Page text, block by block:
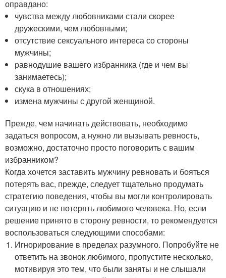
оправдано:
чувства между любовниками стали скорее
дружескими, чем любовными;
отсутствие сексуального интереса со стороны
мужчины;
равнодушие вашего избранника (где и чем вы
занимаетесь);
скука в отношениях;
измена мужчины с другой женщиной.
Прежде, чем начинать действовать, необходимо
задаться вопросом, а нужно ли вызывать ревность,
возможно, достаточно просто поговорить с вашим
избранником?
Когда хочется заставить мужчину ревновать и бояться
потерять вас, прежде, следует тщательно продумать
стратегию поведения, чтобы вы могли контролировать
ситуацию и не потерять любимого человека. Но, если
решение принято в сторону ревности, то рекомендуется
воспользоваться следующими способами:
Игнорирование в пределах разумного. Попробуйте не
ответить на звонок любимого, пропустите несколько,
мотивируя это тем, что были заняты и не слышали